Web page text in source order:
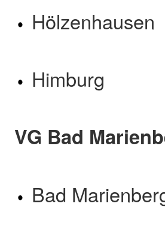
Hölzenhausen
Himburg
VG Bad
Bad